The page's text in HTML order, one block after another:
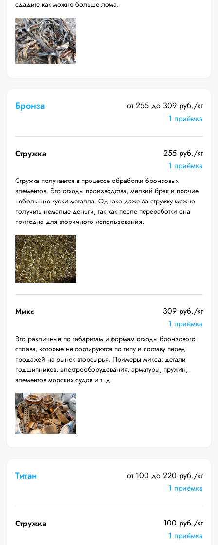
сдадите как можно больше лома.
Бронза
от 255 до 309 руб./кг
1 приёмка
Стружка
255 руб./кг
1 приёмка
Стружка получается в процессе обработки бронзовых
элементов. Это отходы производства, мелкий брак и прочие
небольшие куски металла. Однако даже за стружку можно
получить немалые деньги, так как после переработки она
пригодна для вторичного использования.
Микс
309 руб./кг
1 приёмка
Это различные по габаритам и формам отходы бронзового
сплава, которые не сортируются по типу и составу перед
продажей на рынок вторсырья. Примеры микса: детали
подшипников, электрооборудования, арматуры, пружин,
элементов морских судов и т. д.
Титан
от 100 до 220 руб./кг
1 приёмка
Стружка
100 руб./кг
1 приёмка